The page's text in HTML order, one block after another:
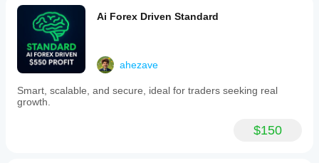
Ai Forex Driven Standard
ahezave
Smart, scalable, and secure, ideal for traders seeking real
growth.
$150